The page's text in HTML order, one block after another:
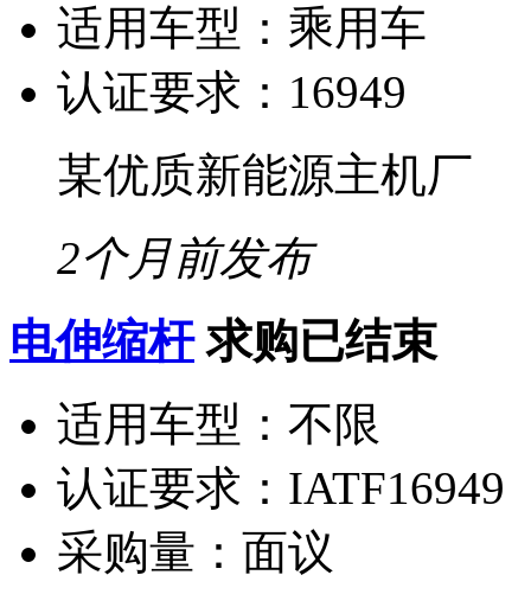
适用车型： 乘用车
认证要求： 16949
某优质新能源主机厂
2个月前发布
电伸缩杆 求购已结束
适用车型： 不限
认证要求： IATF16949
采购量： 面议